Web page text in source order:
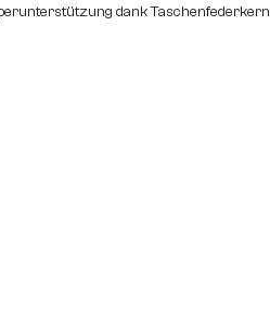
dank Taschenfederkern